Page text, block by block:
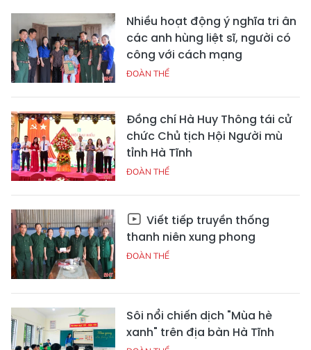
Nhiều hoạt động ý nghĩa tri ân
các anh hùng liệt sĩ, người có
công với cách mạng
ĐOÀN THỂ
Đồng chí Hà Huy Thông tái cử
chức Chủ tịch Hội Người mù
tỉnh Hà Tĩnh
ĐOÀN THỂ
Viết tiếp truyền thống
thanh niên xung phong
ĐOÀN THỂ
Sôi nổi chiến dịch "Mùa hè
xanh" trên địa bàn Hà Tĩnh